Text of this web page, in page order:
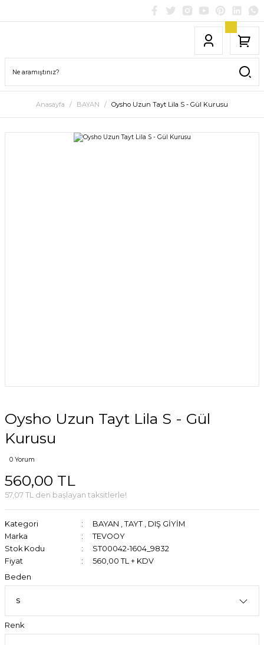
Anasayfa BAYAN Oysho Uzun Tayt Lila S - Gül Kurusu
Oysho Uzun Tayt Lila S - Gül
Kurusu
0 Yorum
560,00 TL
57,07 TL den başlayan taksitlerle!
Kategori BAYAN , TAYT , DIŞ GİYİM
Marka
TEVOOY
Stok Kodu
ST00042-1604_9832
Fiyat
560,00 TL + KDV
Beden
Renk